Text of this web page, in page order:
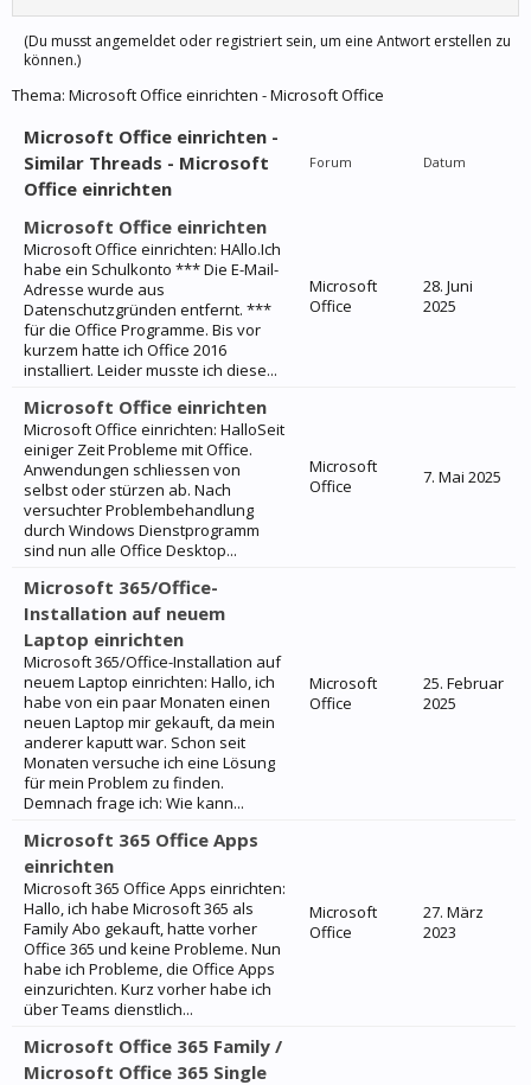
(Du musst angemeldet oder registriert sein, um eine Antwort erstellen zu
können.)
Thema: Microsoft Office einrichten - Microsoft Office
Microsoft Office einrichten -
Similar Threads - Microsoft
Office einrichten
Forum Datum
Microsoft Office einrichten
Microsoft Office einrichten: HAllo.Ich
habe ein Schulkonto *** Die E-Mail-
Adresse wurde aus
Datenschutzgründen entfernt. ***
für die Office Programme. Bis vor
kurzem hatte ich Office 2016
installiert. Leider musste ich diese...
Microsoft
Office
28. Juni
2025
Microsoft Office einrichten
Microsoft Office einrichten: HalloSeit
einiger Zeit Probleme mit Office.
Anwendungen schliessen von
selbst oder stürzen ab. Nach
versuchter Problembehandlung
durch Windows Dienstprogramm
sind nun alle Office Desktop...
Microsoft
Office
7. Mai 2025
Microsoft 365/Office-
Installation auf neuem
Laptop einrichten
Microsoft 365/Office-Installation auf
neuem Laptop einrichten: Hallo, ich
habe von ein paar Monaten einen
neuen Laptop mir gekauft, da mein
anderer kaputt war. Schon seit
Monaten versuche ich eine Lösung
für mein Problem zu finden.
Demnach frage ich: Wie kann...
Microsoft
Office
25. Februar
2025
Microsoft 365 Office Apps
einrichten
Microsoft 365 Office Apps einrichten:
Hallo, ich habe Microsoft 365 als
Family Abo gekauft, hatte vorher
Office 365 und keine Probleme. Nun
habe ich Probleme, die Office Apps
einzurichten. Kurz vorher habe ich
über Teams dienstlich...
Microsoft
Office
27. März
2023
Microsoft Office 365 Family /
Microsoft Office 365 Single